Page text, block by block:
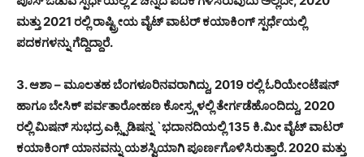
ಮತ್ತು 2021 ರಲ್ಲಿ ರಾಷ್ಟ್ರೀಯ ವೈಟ್ ವಾಟರ್ ಕಯಾಕಿಂಗ್ ಸ್ಪರ್ಧೆಯಲ್ಲಿ
ಪದಕಗಳನ್ನು ಗೆದ್ದಿದ್ದಾರೆ.
3. ಆಶಾ – ಮೂಲತಹ ಬೆಂಗಳೂರಿನವರಾಗಿದ್ದು, 2019 ರಲ್ಲಿ ಓರಿಯೇಂಟೆಷನ್
ಹಾಗೂ ಬೇಸಿಕ್ ಪರ್ವತಾರೋಹಣ ಕೋಸ್ರ್ಗಳಲ್ಲಿ ತೇರ್ಗಡೆಹೊಂದಿದ್ದು, 2020
ರಲ್ಲಿ ಮಿಷನ್ ಸುಭದ್ರ ಎಕ್ಸ್ಪಿಡಿಷನ್ನ `ಭದಾನದಿಯಲ್ಲಿ 135 ಕಿ.ಮೀ ವೈಟ್ ವಾಟರ್
ಕಯಾಕಿಂಗ್ ಯಾನವನ್ನು ಯಶಸ್ವಿಯಾಗಿ ಪೂರ್ಣಗೊಳಿಸಿರುತ್ತಾರೆ. 2020 ಮತ್ತು